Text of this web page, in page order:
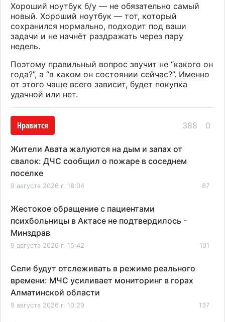
Хороший ноутбук б/у — не обязательно самый
новый. Хороший ноутбук — тот, который
сохранился нормально, подходит под ваши
задачи и не начнёт раздражать через пару
недель.
Поэтому правильный вопрос звучит не “какого он
года?”, а “в каком он состоянии сейчас?”. Именно
от этого чаще всего зависит, будет покупка
удачной или нет.
Нравится 388 0
Жители Авата жалуются на дым и запах от
свалок: ДЧС сообщил о пожаре в соседнем
поселке
9 августа 2026 г. 18:04 87
Жестокое обращение с пациентами
психбольницы в Актасе не подтвердилось -
Минздрав
9 августа 2026 г. 15:42 101
Сели будут отслеживать в режиме реального
времени: МЧС усиливает мониторинг в горах
Алматинской области
9 августа 2026 г. 10:29 137